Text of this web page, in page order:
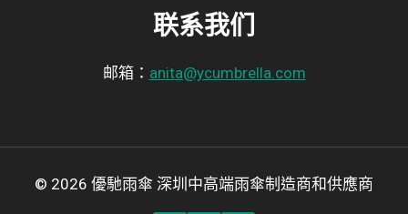
联系我们
邮箱： anita@ycumbrella.com
© 2026 優馳雨傘 深圳中高端雨傘制造商和供應商